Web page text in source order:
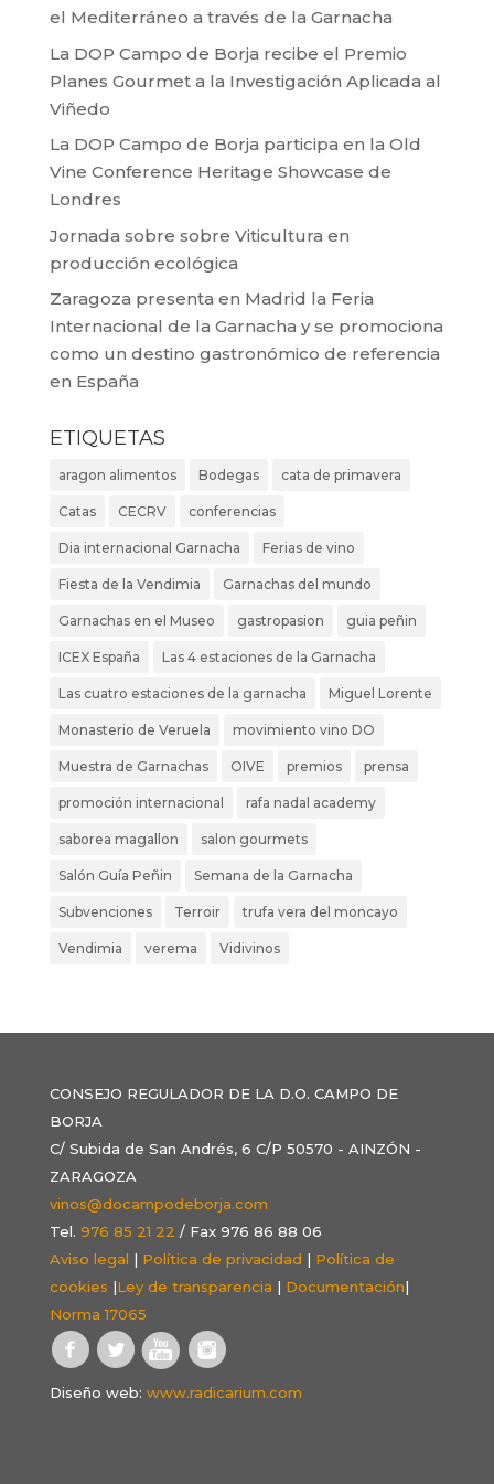
el Mediterráneo a través de la Garnacha
La DOP Campo de Borja recibe el Premio
Planes Gourmet a la Investigación Aplicada al
Viñedo
La DOP Campo de Borja participa en la Old
Vine Conference Heritage Showcase de
Londres
Jornada sobre sobre Viticultura en
producción ecológica
Zaragoza presenta en Madrid la Feria
Internacional de la Garnacha y se promociona
como un destino gastronómico de referencia
en España
ETIQUETAS
aragon alimentos Bodegas cata de primavera
Catas CECRV conferencias
Dia internacional Garnacha Ferias de vino
Fiesta de la Vendimia Garnachas del mundo
Garnachas en el Museo gastropasion guia peñin
ICEX España Las 4 estaciones de la Garnacha
Las cuatro estaciones de la garnacha Miguel Lorente
Monasterio de Veruela movimiento vino DO
Muestra de Garnachas OIVE premios prensa
promoción internacional rafa nadal academy
saborea magallon salon gourmets
Salón Guía Peñin Semana de la Garnacha
Subvenciones Terroir trufa vera del moncayo
Vendimia verema Vidivinos
CONSEJO REGULADOR DE LA D.O. CAMPO DE
BORJA
C/ Subida de San Andrés, 6 C/P 50570 - AINZÓN -
ZARAGOZA
vinos@docampodeborja.com
Tel. 976 85 21 22 / Fax 976 86 88 06
Aviso legal | Política de privacidad | Política de
cookies |Ley de transparencia | Documentación|
Norma 17065
Diseño web: www.radicarium.com